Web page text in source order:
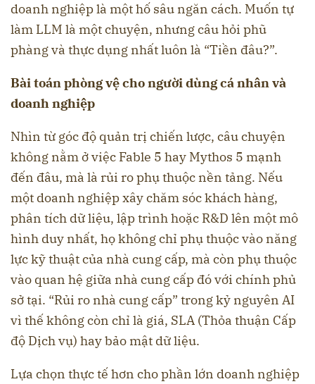
doanh nghiệp là một hố sâu ngăn cách. Muốn tự
làm LLM là một chuyện, nhưng câu hỏi phũ
phàng và thực dụng nhất luôn là “Tiền đâu?”.
Bài toán phòng vệ cho người dùng cá nhân và
doanh nghiệp
Nhìn từ góc độ quản trị chiến lược, câu chuyện
không nằm ở việc Fable 5 hay Mythos 5 mạnh
đến đâu, mà là rủi ro phụ thuộc nền tảng. Nếu
một doanh nghiệp xây chăm sóc khách hàng,
phân tích dữ liệu, lập trình hoặc R&D lên một mô
hình duy nhất, họ không chỉ phụ thuộc vào năng
lực kỹ thuật của nhà cung cấp, mà còn phụ thuộc
vào quan hệ giữa nhà cung cấp đó với chính phủ
sở tại. “Rủi ro nhà cung cấp” trong kỷ nguyên AI
vì thế không còn chỉ là giá, SLA (Thỏa thuận Cấp
độ Dịch vụ) hay bảo mật dữ liệu.
Lựa chọn thực tế hơn cho phần lớn doanh nghiệp